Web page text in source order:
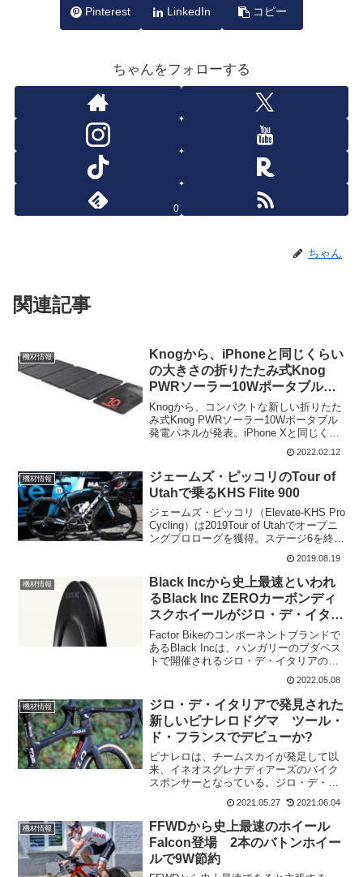
Pinterest LinkedIn コピー
ちゃんをフォローする
0
ちゃん
関連記事
機材情報
Knogから、iPhoneと同じくらい
の大きさの折りたたみ式Knog
PWRソーラー10Wポータブル発
電パネル登場
Knogから、コンパクトな新しい折りたた
み式Knog PWRソーラー10Wポータブル
発電パネルが発表。iPhone Xと同じくら
いの大きさので10Wの充電が出来る。パ
イクバッキングやアドベンチャーライド
で全ての電子機器を充電することも可能
だ...
2022.02.12
機材情報
ジェームズ・ピッコリのTour of
Utahで乗るKHS Flite 900
ジェームズ・ピッコリ（Elevate-KHS Pro
Cycling）は2019Tour of Utahでオープニ
ングプロローグを獲得。ステージ6を終了
した時点で第2位につけている。ジェーム
ズ・ピッコリが乗るのは、アメリカのブ
ランドKHS ...
2019.08.19
機材情報
Black Incから史上最速といわれ
るBlack Inc ZEROカーボンディ
スクホイールがジロ・デ・イタリ
アでデビュー
Factor Bikeのコンポーネントブランドで
あるBlack Incは、ハンガリーのブダペス
トで開催されるジロ・デ・イタリアの個
人タイムトレイル第2ステージで、新しい
Black Inc ZERO Carbon Disc Wheelを発
表し...
2022.05.08
機材情報
ジロ・デ・イタリアで発見された
新しいピナレロドグマ ツール・
ド・フランスでデビューか?
ピナレロは、チームスカイが発足して以
来、イネオスグレナディアーズのバイク
スポンサーとなっている。ジロ・デ・イ
タリアの休息日にピナレロの創設者ジョ
ヴァンニ・ピナレロの息子であり、現在
のブランドのトップ、ファウスト・ピナ
レロがイネオスのメンバー...
2021.05.27 2021.06.04
機材情報
FFWDから史上最速のホイール
Falcon登場 2本のバトンホイー
ルで9W節約